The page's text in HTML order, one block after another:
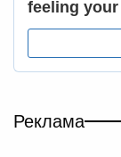
Реклама